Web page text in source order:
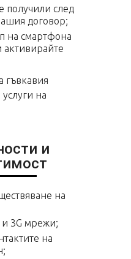
получили след
договор;
на смартфона
активирайте
гъвкавия
услуги на
и
на
и 3G мрежи;
на